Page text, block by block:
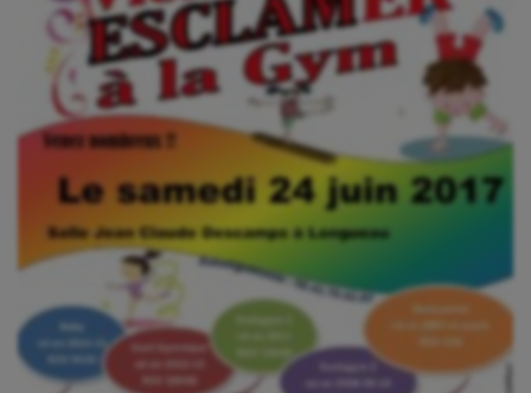
Gymnastique
Gymnastique rythmique
Haltérophilie
Handisport
Hippisme
Jeux Olympiques et Paralympiques
Kayak-polo
Korfbal